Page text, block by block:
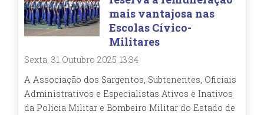
mais vantajosa nas
Escolas Cívico-
Militares
Sexta, 31 Outubro 2025 13:34
A Associação dos Sargentos, Subtenentes, Oficiais
Administrativos e Especialistas Ativos e Inativos
da Polícia Militar e Bombeiro Militar do Estado de